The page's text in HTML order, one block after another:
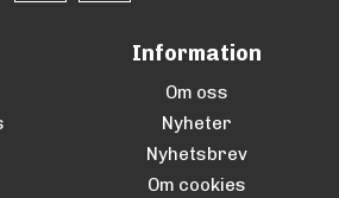
Information
Om oss
Nyheter
Nyhetsbrev
Om cookies